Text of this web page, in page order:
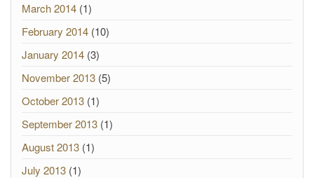
March 2014 (1)
February 2014 (10)
January 2014 (3)
November 2013 (5)
October 2013 (1)
September 2013 (1)
August 2013 (1)
July 2013 (1)